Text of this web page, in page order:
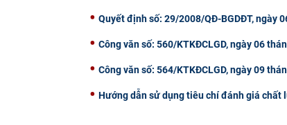
Quyết định số: 29/2008/QĐ-BGDĐT, ngày
Công văn số: 560/KTKĐCLGD, ngày 06
Công văn số: 564/KTKĐCLGD, ngày 09
Hướng dẫn sử dụng tiêu chí đánh giá chất